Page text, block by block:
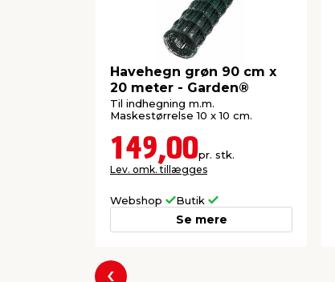
Havehegn grøn 90 cm x
20 meter - Garden®
Til indhegning m.m.
Maskestørrelse 10 x 10 cm.
149,00pr. stk.
Lev. omk. tillægges
Webshop Butik
Se mere